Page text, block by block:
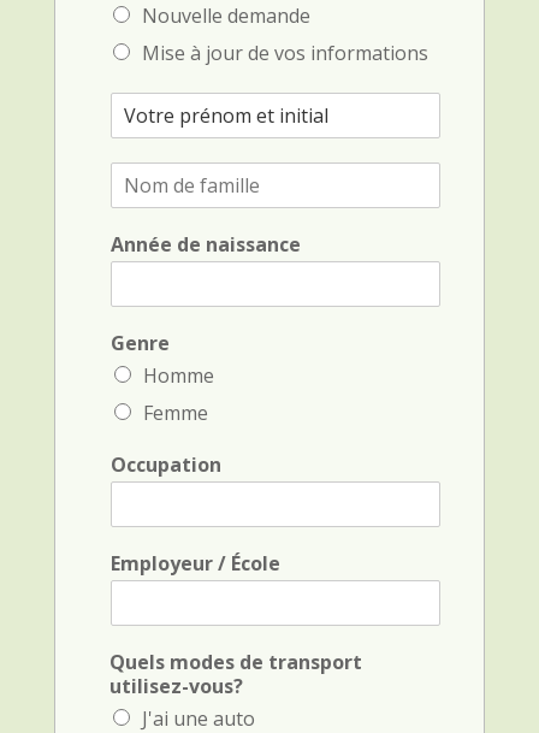
Nouvelle demande
Mise à jour de vos informations
P
e
t
i
t
a
*
N
d
e
m
i
l
*
Année de naissance
Genre
Homme
Femme
Occupation
Employeur / École
Quels modes de transport
utilisez-vous?
J'ai une auto